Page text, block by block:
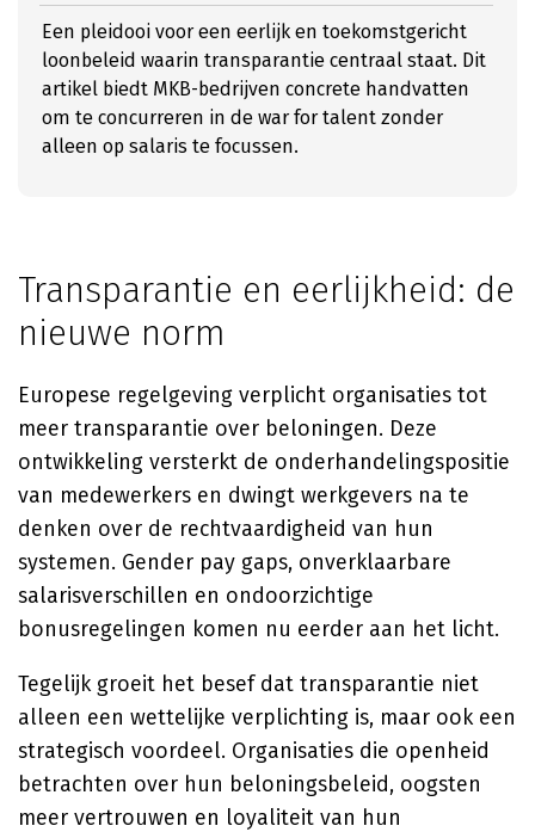
Een pleidooi voor een eerlijk en toekomstgericht
loonbeleid waarin transparantie centraal staat. Dit
artikel biedt MKB-bedrijven concrete handvatten
om te concurreren in de war for talent zonder
alleen op salaris te focussen.
Transparantie en eerlijkheid: de
nieuwe norm
Europese regelgeving verplicht organisaties tot
meer transparantie over beloningen. Deze
ontwikkeling versterkt de onderhandelingspositie
van medewerkers en dwingt werkgevers na te
denken over de rechtvaardigheid van hun
systemen. Gender pay gaps, onverklaarbare
salarisverschillen en ondoorzichtige
bonusregelingen komen nu eerder aan het licht.
Tegelijk groeit het besef dat transparantie niet
alleen een wettelijke verplichting is, maar ook een
strategisch voordeel. Organisaties die openheid
betrachten over hun beloningsbeleid, oogsten
meer vertrouwen en loyaliteit van hun